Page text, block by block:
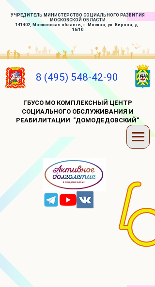
УЧРЕДИТЕЛЬ МИНИСТЕРСТВО СОЦИАЛЬНОГО РАЗВИТИЯ
МОСКОВСКОЙ ОБЛАСТИ
141402, Московская область, г. Москва, ул. Кирова, д.
16/10
8 (495) 548-42-90
ГБУСО МО КОМПЛЕКСНЫЙ ЦЕНТР
СОЦИАЛЬНОГО ОБСЛУЖИВАНИЯ И
РЕАБИЛИТАЦИИ "ДОМОДЕДОВСКИЙ"